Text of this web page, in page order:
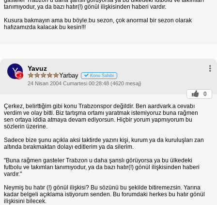
tanımıyodur, ya da bazı hatır(!) gönül ilişkisinden haberi vardır.
Kusura bakmayın ama bu böyle.bu sezon, çok anormal bir sezon olarak
hafızamızda kalacak bu kesin!!!
Y Yavuz
Yarbay Konu Sahibi
24 Nisan 2004 Cumartesi 00:28:48 (4620 mesaj)
0
Çerkez, belirttiğim gibi konu Trabzonspor değildir. Ben aardvark.a cevabı
verdim ve olay bitti. Biz tartışma ortamı yaratmak istemiyoruz buna rağmen
sen ortaya iddia atmaya devam ediyorsun. Hiçbir yorum yapmıyorum bu
sözlerin üzerine.
Sadece bize şunu açıkla aksi taktirde yazını kişi, kurum ya da kuruluşları zan
altında bırakmaktan dolayı editlerim ya da silerim.
"Buna rağmen gasteler Trabzon u daha şanslı görüyorsa ya bu ülkedeki
futbolu ve takımları tanımıyodur, ya da bazı hatır(!) gönül ilişkisinden haberi
vardır."
Neymiş bu hatır (!) gönül ilişkisi? Bu sözünü bu şekilde bitiremezsin. Yarına
kadar belgeli açıklama istiyorum senden. Bu forumdaki herkes bu hatır gönül
ilişkisini bilecek.